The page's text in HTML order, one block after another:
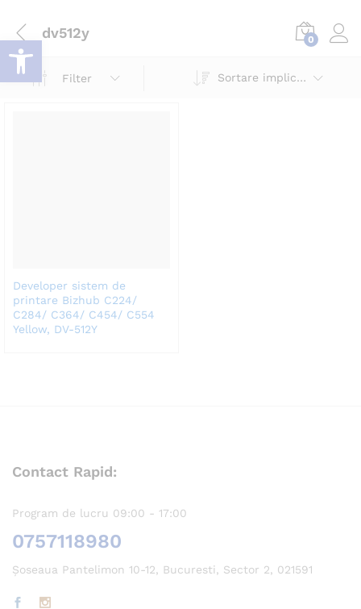
dv512y 0
Filter Sortare implicită
Developer sistem de
printare Bizhub C224/
C284/ C364/ C454/ C554
Yellow, DV-512Y
Contact Rapid:
Program de lucru 09:00 - 17:00
0757118980
Șoseaua Pantelimon 10-12, Bucuresti, Sector 2, 021591
Deschide bara de unelte